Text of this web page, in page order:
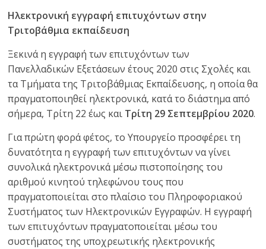
Ακαδημία
Αθηνών
Ηλεκτρονική εγγραφή επιτυχόντων στην
Τριτοβάθμια εκπαίδευση
Ξεκινά η εγγραφή των επιτυχόντων των
Πανελλαδικών Εξετάσεων έτους 2020 στις Σχολές και
τα Τμήματα της Τριτοβάθμιας Εκπαίδευσης, η οποία θα
πραγματοποιηθεί ηλεκτρονικά, κατά το διάστημα από
σήμερα, Τρίτη 22 έως και Τρίτη 29 Σεπτεμβρίου 2020.
Για πρώτη φορά φέτος, το Υπουργείο προσφέρει τη
δυνατότητα η εγγραφή των επιτυχόντων να γίνει
συνολικά ηλεκτρονικά μέσω πιστοποίησης του
αριθμού κινητού τηλεφώνου τους που
πραγματοποιείται στο πλαίσιο του Πληροφοριακού
Συστήματος των Ηλεκτρονικών Εγγραφών. Η εγγραφή
των επιτυχόντων πραγματοποιείται μέσω του
συστήματος της υποχρεωτικής ηλεκτρονικής